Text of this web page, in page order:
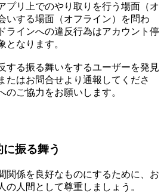
プリ上でのやり取りを行う場面（オ
いする場面（オフライン）を問わ
ラインへの違反行為はアカウント停
となります。
する振る舞いをするユーザーを発見
たはお問合せより通報してくださ
のご協力をお願いします。
振る舞う
関係を良好なものにするために、お
の人間として尊重しましょう。